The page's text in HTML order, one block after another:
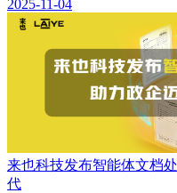
2025-11-04
来也科技发布智能体文档
代